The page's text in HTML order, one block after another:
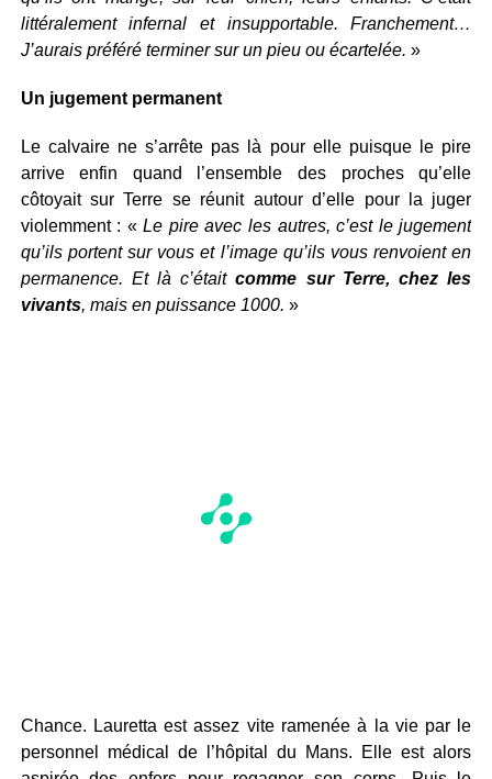
littéralement infernal et insupportable. Franchement…
J’aurais préféré terminer sur un pieu ou écartelée. »
Un jugement permanent
Le calvaire ne s’arrête pas là pour elle puisque le pire
arrive enfin quand l’ensemble des proches qu’elle
côtoyait sur Terre se réunit autour d’elle pour la juger
violemment : «Le pire avec les autres, c’est le jugement
qu’ils portent sur vous et l’image qu’ils vous renvoient en
permanence. Et là c’étaitcomme sur Terre, chez les
vivants, mais en puissance 1000. »
Chance. Lauretta est assez vite ramenée à la vie par le
personnel médical de l’hôpital du Mans. Elle est alors